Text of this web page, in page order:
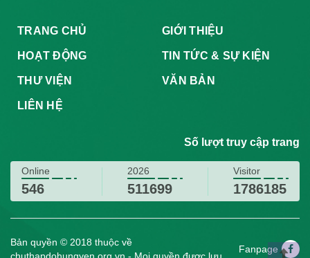
TRANG CHỦ GIỚI THIỆU
HOẠT ĐỘNG TIN TỨC & SỰ KIỆN
THƯ VIỆN VĂN BẢN
LIÊN HỆ
Số lượt truy cập trang
Online
546
2026
511699
Visitor
1786185
Bản quyền © 2018 thuộc về
Fanpage